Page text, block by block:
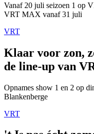
Vanaf 20 juli seizoen 1 op
VRT MAX vanaf 31 juli
VRT
Klaar voor zon,
de line-up van
Opnames show 1 en 2 op
Blankenberge
VRT